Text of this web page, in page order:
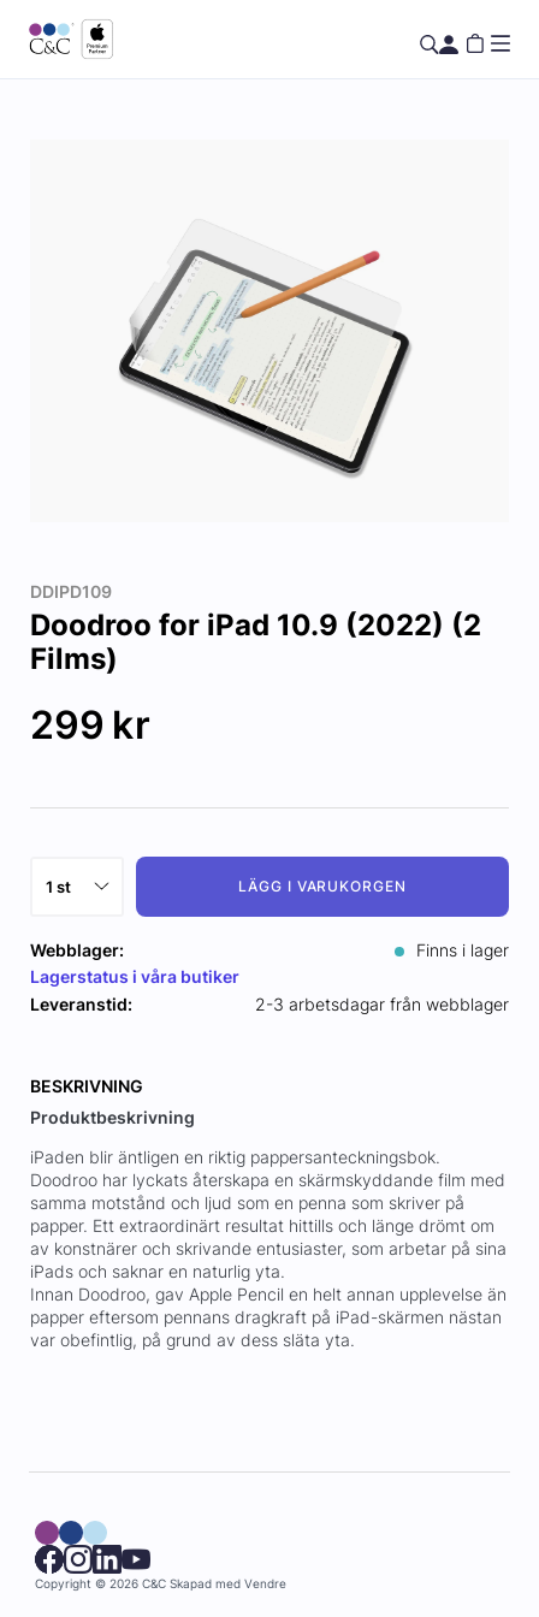
DDIPD109
Doodroo for iPad 10.9 (2022) (2
Films)
299 kr
LÄGG I VARUKORGEN
Webblager:
Finns i lager
Lagerstatus i våra butiker
Leveranstid:
2-3 arbetsdagar från webblager
BESKRIVNING
Produktbeskrivning
iPaden blir äntligen en riktig pappersanteckningsbok.
Doodroo har lyckats återskapa en skärmskyddande film med
samma motstånd och ljud som en penna som skriver på
papper. Ett extraordinärt resultat hittills och länge drömt om
av konstnärer och skrivande entusiaster, som arbetar på sina
iPads och saknar en naturlig yta.
Innan Doodroo, gav Apple Pencil en helt annan upplevelse än
papper eftersom pennans dragkraft på iPad-skärmen nästan
var obefintlig, på grund av dess släta yta.
Copyright © 2026 C&C Skapad med Vendre